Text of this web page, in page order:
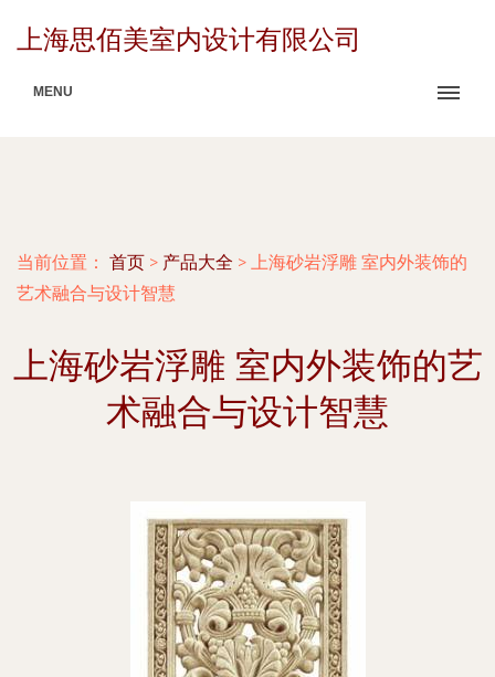
上海思佰美室内设计有限公司
MENU
当前位置： 首页 > 产品大全 > 上海砂岩浮雕 室内外装饰的
艺术融合与设计智慧
上海砂岩浮雕 室内外装饰的艺
术融合与设计智慧